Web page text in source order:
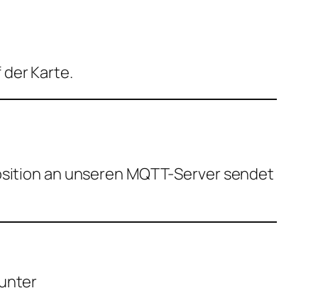
Karte.
an unseren MQTT-Server sendet